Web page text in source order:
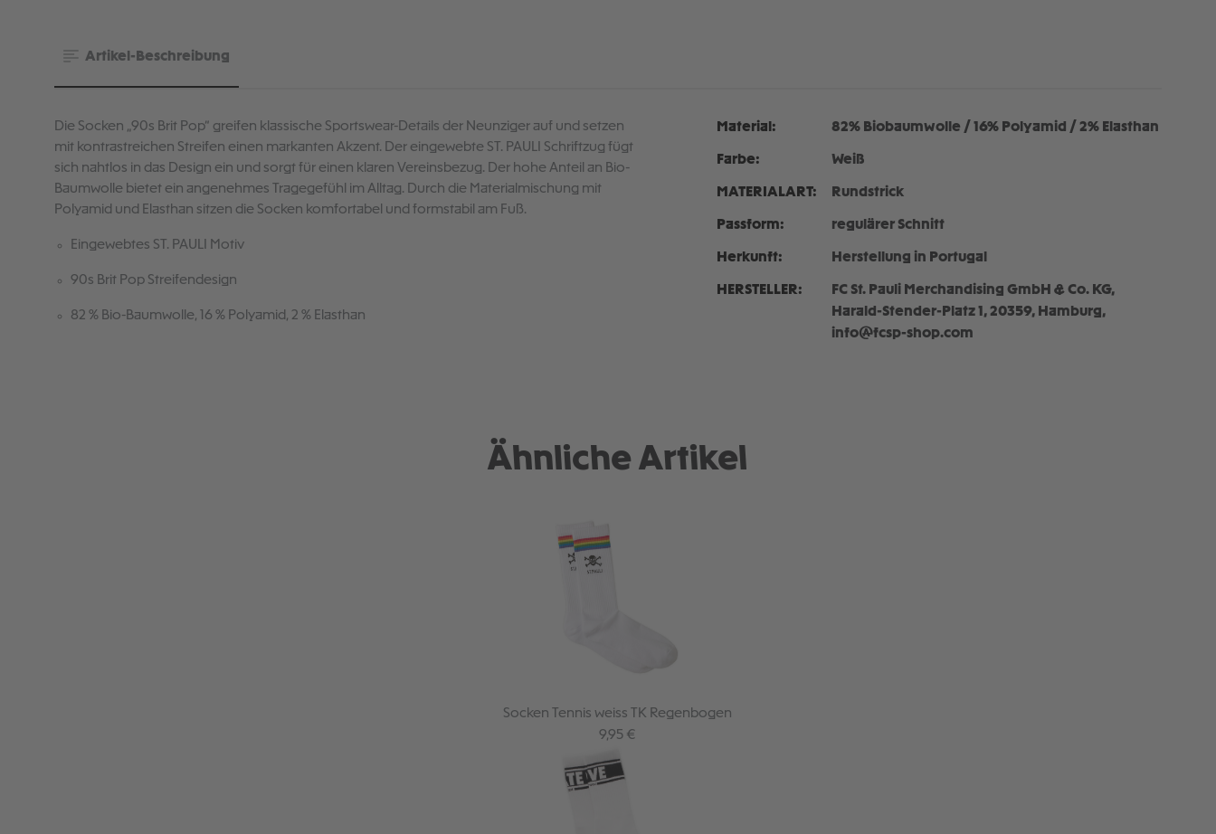
Artikel-Beschreibung
Die Socken „90s Brit Pop“ greifen klassische Sportswear-Details der Neunziger auf und setzen
mit kontrastreichen Streifen einen markanten Akzent. Der eingewebte ST. PAULI Schriftzug fügt
sich nahtlos in das Design ein und sorgt für einen klaren Vereinsbezug. Der hohe Anteil an Bio-
Baumwolle bietet ein angenehmes Tragegefühl im Alltag. Durch die Materialmischung mit
Polyamid und Elasthan sitzen die Socken komfortabel und formstabil am Fuß.
Eingewebtes ST. PAULI Motiv
90s Brit Pop Streifendesign
82 % Bio-Baumwolle, 16 % Polyamid, 2 % Elasthan
Material: 82% Biobaumwolle / 16% Polyamid / 2% Elasthan
Farbe: Weiß
MATERIALART: Rundstrick
Passform: regulärer Schnitt
Herkunft: Herstellung in Portugal
HERSTELLER:
FC St. Pauli Merchandising GmbH & Co. KG,
Harald-Stender-Platz 1, 20359, Hamburg,
info@fcsp-shop.com
Ähnliche Artikel
Socken Tennis weiss TK Regenbogen
Regulärer Preis:
9,95 €